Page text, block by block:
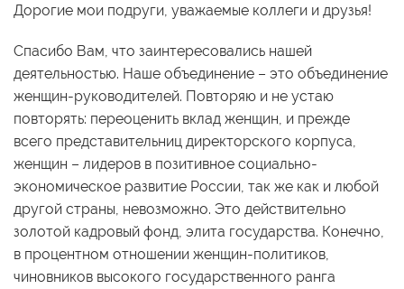
Дорогие мои подруги, уважаемые коллеги и друзья!
Спасибо Вам, что заинтересовались нашей
деятельностью. Наше объединение – это объединение
женщин-руководителей. Повторяю и не устаю
повторять: переоценить вклад женщин, и прежде
всего представительниц директорского корпуса,
женщин – лидеров в позитивное социально-
экономическое развитие России, так же как и любой
другой страны, невозможно. Это действительно
золотой кадровый фонд, элита государства. Конечно,
в процентном отношении женщин-политиков,
чиновников высокого государственного ранга